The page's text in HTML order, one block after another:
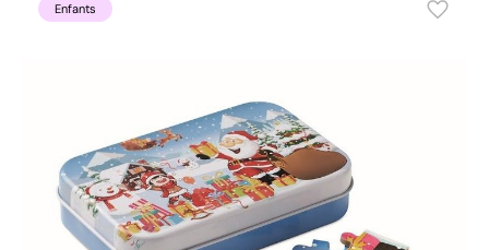
Enfants